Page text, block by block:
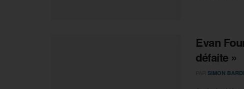
Evan
défaite »
SIMON